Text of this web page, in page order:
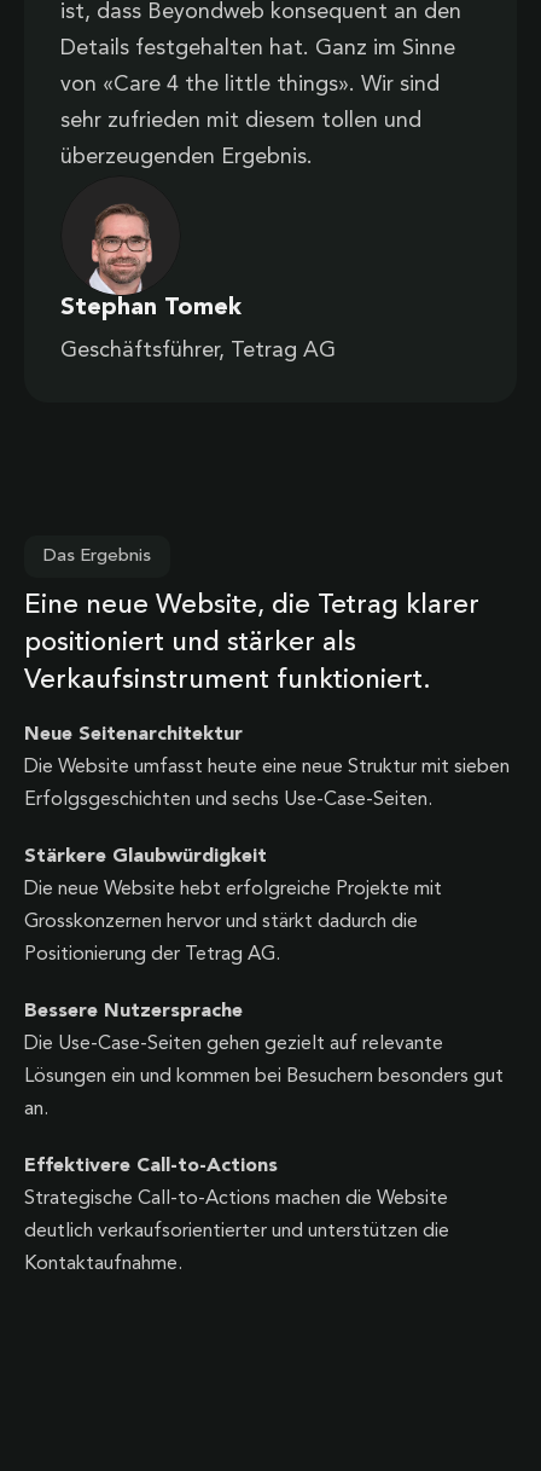
ist, dass Beyondweb konsequent an den
Details festgehalten hat. Ganz im Sinne
von «Care 4 the little things». Wir sind
sehr zufrieden mit diesem tollen und
überzeugenden Ergebnis.
Stephan Tomek
Geschäftsführer, Tetrag AG
Das Ergebnis
Eine neue Website, die Tetrag klarer
positioniert und stärker als
Verkaufsinstrument funktioniert.
Neue Seitenarchitektur
Die Website umfasst heute eine neue Struktur mit sieben
Erfolgsgeschichten und sechs Use-Case-Seiten.
Stärkere Glaubwürdigkeit
Die neue Website hebt erfolgreiche Projekte mit
Grosskonzernen hervor und stärkt dadurch die
Positionierung der Tetrag AG.
Bessere Nutzersprache
Die Use-Case-Seiten gehen gezielt auf relevante
Lösungen ein und kommen bei Besuchern besonders gut
an.
Effektivere Call-to-Actions
Strategische Call-to-Actions machen die Website
deutlich verkaufsorientierter und unterstützen die
Kontaktaufnahme.